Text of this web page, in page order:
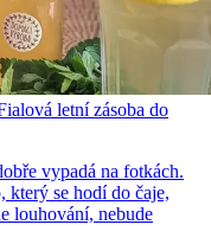
letní zásoba do
vypadá na fotkách.
který se hodí do čaje,
louhování, nebude